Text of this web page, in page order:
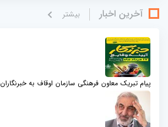
آخرین اخبار بيشتر
پیام تبریک معاون فرهنگی سازمان اوقاف به خبرنگاران